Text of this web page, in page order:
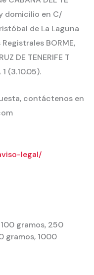
domicilio en C/
de La Laguna
BORME,
DE TENERIFE T
(3.10.05).
contáctenos en
legal/
gramos, 250
gramos, 1000